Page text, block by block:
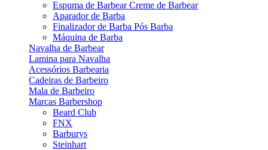
Espuma de Barbear Creme de Barbear
Aparador de Barba
Finalizador de Barba Pós Barba
Máquina de Barba
Navalha de Barbear
Lamina para Navalha
Acessórios Barbearia
Cadeiras de Barbeiro
Mala de Barbeiro
Marcas Barbershop
Beard Club
FNX
Barburys
Steinhart